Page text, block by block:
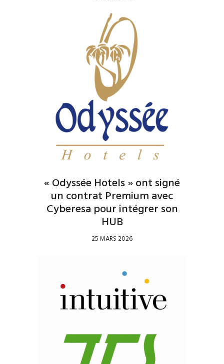
« Odyssée Hotels » ont signé
un contrat Premium avec
Cyberesa pour intégrer son
HUB
25 MARS 2026